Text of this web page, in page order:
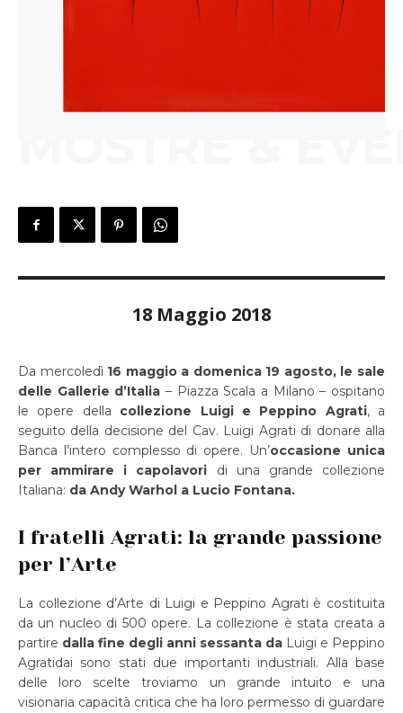
18 Maggio 2018
Da mercoledì 16 maggio a domenica 19 agosto, le sale
delle Gallerie d’Italia – Piazza Scala a Milano – ospitano
le opere della collezione Luigi e Peppino Agrati, a
seguito della decisione del Cav. Luigi Agrati di donare alla
Banca l’intero complesso di opere. Un’occasione unica
per ammirare i capolavori di una grande collezione
Italiana: da Andy Warhol a Lucio Fontana.
I fratelli Agrati: la grande passione
per l’Arte
La collezione d’Arte di Luigi e Peppino Agrati è costituita
da un nucleo di 500 opere. La collezione è stata creata a
partire dalla fine degli anni sessanta da Luigi e Peppino
Agratidai sono stati due importanti industriali. Alla base
delle loro scelte troviamo un grande intuito e una
visionaria capacità critica che ha loro permesso di guardare